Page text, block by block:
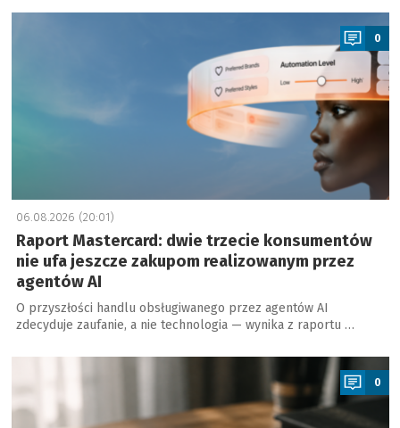
a
0
06.08.2026 (20:01)
Raport Mastercard: dwie trzecie konsumentów
nie ufa jeszcze zakupom realizowanym przez
agentów AI
O przyszłości handlu obsługiwanego przez agentów AI
zdecyduje zaufanie, a nie technologia — wynika z raportu …
a
0